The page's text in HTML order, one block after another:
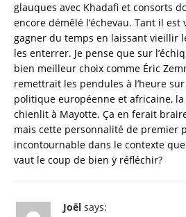
glauques avec Khadafi et consorts
encore démêlé l’échevau. Tant il est
gagner du temps en laissant vieillir
les enterrer. Je pense que sur
bien meilleur choix comme Éric
remettrait les pendules à l’heure
politique européenne et africaine,
chienlit à Mayotte. Ça en ferait
mais cette personnalité de premier
incontournable dans le contexte
vaut le coup de bien ÿ réfléchir?
Joël says: